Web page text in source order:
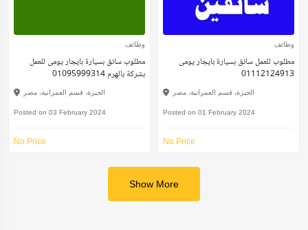
وظائف
مطلوب سائق بسيارة بايجار يومى للعمل
بشركة بالهرم 01095999314
الجيزة، قسم العمرانية، مصر
Posted on 03 February 2024
No Price
وظائف
مطلوب للعمل سائق بسيارة بايجار يومى
01112124913
الجيزة، قسم العمرانية، مصر
Posted on 01 February 2024
No Price
Show More